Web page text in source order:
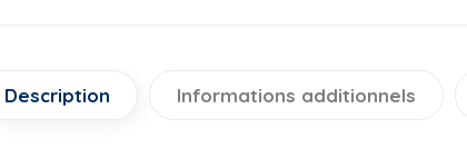
Description Informations additionnels